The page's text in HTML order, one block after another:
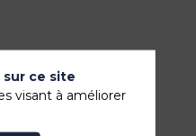
un RDV
ce site
visant à améliorer